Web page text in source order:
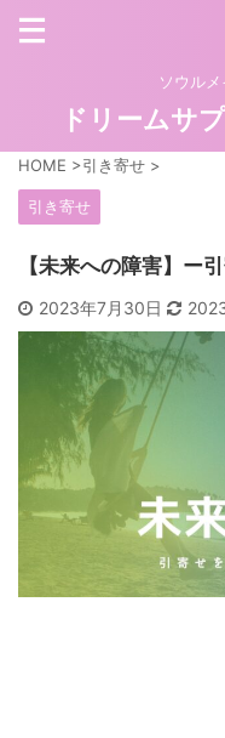
ソウル
ドリームサ
HOME >引き寄せ >
引き寄せ
【未来への障害】ー
2023年7月30日